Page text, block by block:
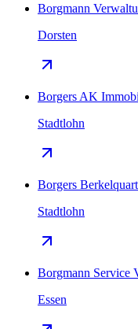
Borgmann
Dorsten
Borgers AK
Stadtlohn
Borgers
Stadtlohn
Borgmann Service
Essen